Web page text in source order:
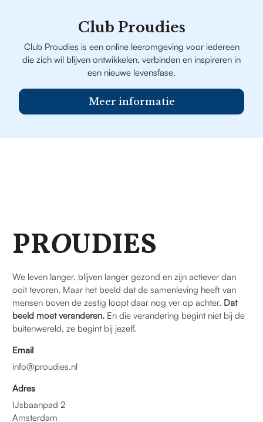
Club Proudies
Club Proudies is een online leeromgeving voor iedereen
die zich wil blijven ontwikkelen, verbinden en inspireren in
een nieuwe levensfase.
Meer informatie
PROUDIES
We leven langer, blijven langer gezond en zijn actiever dan
ooit tevoren. Maar het beeld dat de samenleving heeft van
mensen boven de zestig loopt daar nog ver op achter. Dat
beeld moet veranderen. En die verandering begint niet bij de
buitenwereld, ze begint bij jezelf.
Email
info@proudies.nl
Adres
IJsbaanpad 2
Amsterdam